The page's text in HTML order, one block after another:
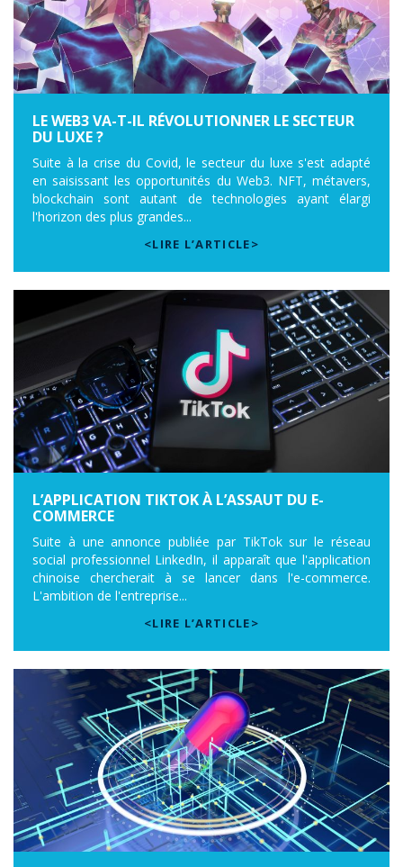
LE WEB3 VA-T-IL RÉVOLUTIONNER LE SECTEUR
DU LUXE ?
Suite à la crise du Covid, le secteur du luxe s'est adapté
en saisissant les opportunités du Web3. NFT, métavers,
blockchain sont autant de technologies ayant élargi
l'horizon des plus grandes...
<LIRE L’ARTICLE>
L’APPLICATION TIKTOK À L’ASSAUT DU E-
COMMERCE
Suite à une annonce publiée par TikTok sur le réseau
social professionnel LinkedIn, il apparaît que l'application
chinoise chercherait à se lancer dans l'e-commerce.
L'ambition de l'entreprise...
<LIRE L’ARTICLE>